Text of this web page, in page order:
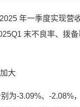
年一季度实现营
末不良率、拨
大
为-3.09%、-2.08%